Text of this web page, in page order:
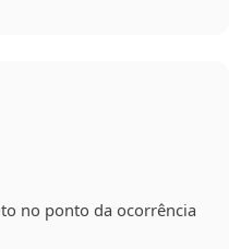
no ponto da ocorrência